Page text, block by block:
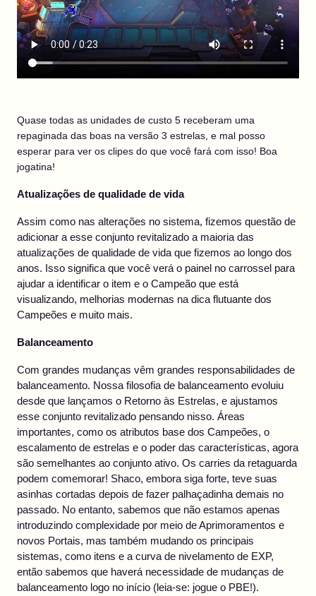
Quase todas as unidades de custo 5 receberam uma
repaginada das boas na versão 3 estrelas, e mal posso
esperar para ver os clipes do que você fará com isso! Boa
jogatina!
Atualizações de qualidade de vida
Assim como nas alterações no sistema, fizemos questão de
adicionar a esse conjunto revitalizado a maioria das
atualizações de qualidade de vida que fizemos ao longo dos
anos. Isso significa que você verá o painel no carrossel para
ajudar a identificar o item e o Campeão que está
visualizando, melhorias modernas na dica flutuante dos
Campeões e muito mais.
Balanceamento
Com grandes mudanças vêm grandes responsabilidades de
balanceamento. Nossa filosofia de balanceamento evoluiu
desde que lançamos o Retorno às Estrelas, e ajustamos
esse conjunto revitalizado pensando nisso. Áreas
importantes, como os atributos base dos Campeões, o
escalamento de estrelas e o poder das características, agora
são semelhantes ao conjunto ativo. Os carries da retaguarda
podem comemorar! Shaco, embora siga forte, teve suas
asinhas cortadas depois de fazer palhaçadinha demais no
passado. No entanto, sabemos que não estamos apenas
introduzindo complexidade por meio de Aprimoramentos e
novos Portais, mas também mudando os principais
sistemas, como itens e a curva de nivelamento de EXP,
então sabemos que haverá necessidade de mudanças de
balanceamento logo no início (leia-se: jogue o PBE!).